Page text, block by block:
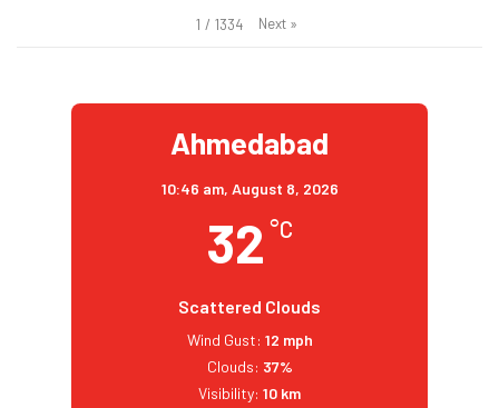
1 / 1334 Next »
Ahmedabad
10:46 am, August 8, 2026
32 °C
Scattered Clouds
Wind Gust: 12 mph
Clouds: 37%
Visibility: 10 km